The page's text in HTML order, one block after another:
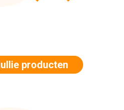
producten